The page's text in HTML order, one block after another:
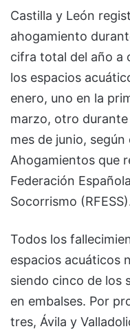
Castilla y León
ahogamiento
cifra total del año a
los espacios
enero, uno en la
marzo, otro durante
mes de junio,
Ahogamientos que
Federación
Socorrismo
Todos los
espacios acuáticos
siendo cinco de los
en embalses. Por
tres, Ávila y